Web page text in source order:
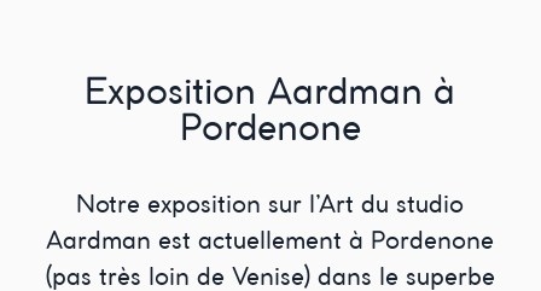
Exposition Aardman à
Pordenone
Notre exposition sur l’Art du studio
Aardman est actuellement à Pordenone
(pas très loin de Venise) dans le superbe